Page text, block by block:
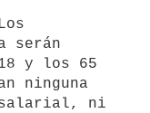
serán
y los 65
ninguna
salarial, ni